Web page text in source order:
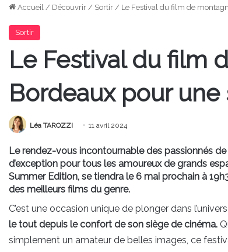
Accueil / Découvrir / Sortir / Le Festival du film de
Sortir
Le Festival du film
Bordeaux pour
Léa TAROZZI 11 avril 2024
Le rendez-vous incontournable des passionnés
d’exception pour tous les amoureux de grands
Summer Edition, se tiendra le 6 mai prochain à
des meilleurs films du genre.
C’est une occasion unique de plonger dans
le tout depuis le confort de son siège de cinéma.
simplement un amateur de belles images, ce